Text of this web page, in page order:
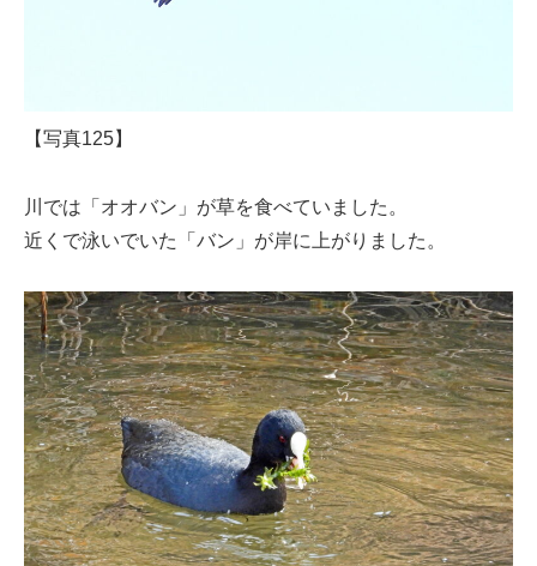
【写真125】
川では「オオバン」が草を食べていました。
近くで泳いでいた「バン」が岸に上がりました。